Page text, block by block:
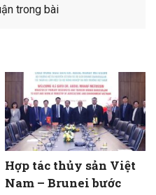
trong bài
Hợp tác thủy sản Việt
Nam – Brunei bước